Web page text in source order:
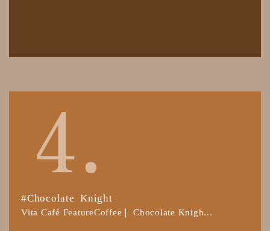
#Chocolate Knight
Vita Café FeatureCoffee❘ Chocolate Knigh...